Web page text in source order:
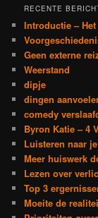
k
n
RECENTE
Introductie –
Geen externe
Weerstand
dipje
dingen
comedy
Byron Katie – 4
Luisteren naar
Meer huiswerk
Lezen over
Top 3
Moeite de